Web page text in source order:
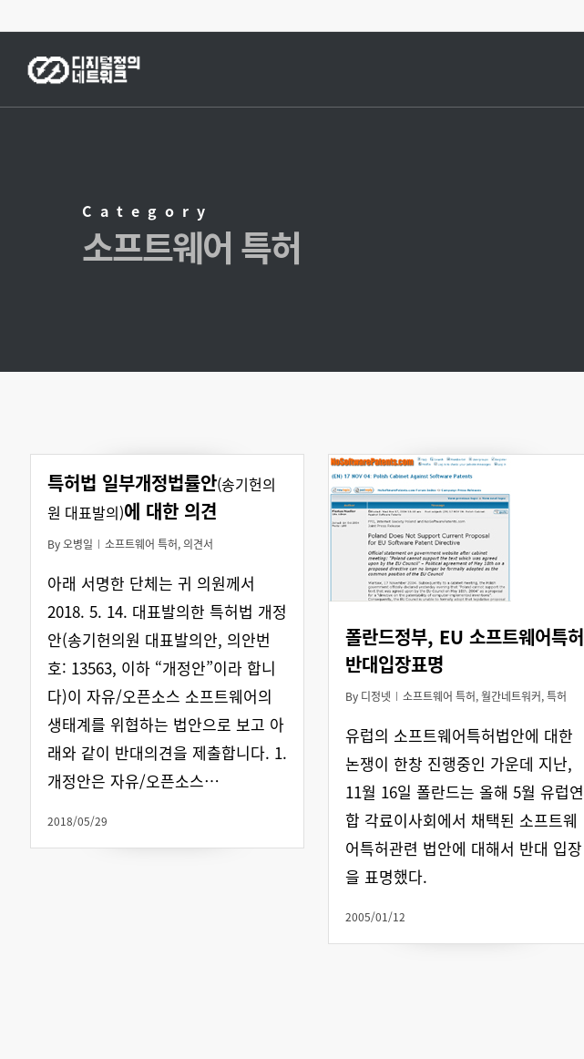
main
Category
소프트웨어 특허
특허법 일부개정법률안(송기헌의
원 대표발의)에 대한 의견
By 오병일 소프트웨어 특허,의견서
아래 서명한 단체는 귀 의원께서
2018. 5. 14. 대표발의한 특허법 개정
안(송기헌의원 대표발의안, 의안번
호: 13563, 이하 “개정안”이라 합니
다)이 자유/오픈소스 소프트웨어의
생태계를 위협하는 법안으로 보고 아
래와 같이 반대의견을 제출합니다. 1.
개정안은 자유/오픈소스…
2018/05/29
폴란드정부, EU 소프트웨어특허
반대입장표명
By 디정넷 소프트웨어 특허,월간네트워커,특허
유럽의 소프트웨어특허법안에 대한
논쟁이 한창 진행중인 가운데 지난,
11월 16일 폴란드는 올해 5월 유럽연
합 각료이사회에서 채택된 소프트웨
어특허관련 법안에 대해서 반대 입장
을 표명했다.
2005/01/12